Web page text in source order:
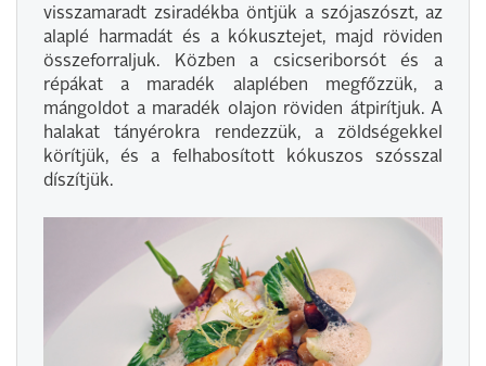
visszamaradt zsiradékba öntjük a szójaszószt, az
alaplé harmadát és a kókusztejet, majd röviden
összeforraljuk. Közben a csicseriborsót és a
répákat a maradék alaplében megfőzzük, a
mángoldot a maradék olajon röviden átpirítjuk. A
halakat tányérokra rendezzük, a zöldségekkel
körítjük, és a felhabosított kókuszos szósszal
díszítjük.